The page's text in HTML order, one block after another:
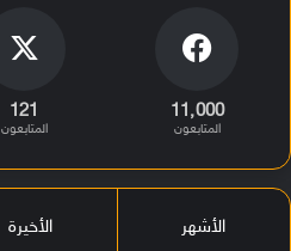
11٬000
المتابعون
121
المتابعون
الأشهر الأخيرة